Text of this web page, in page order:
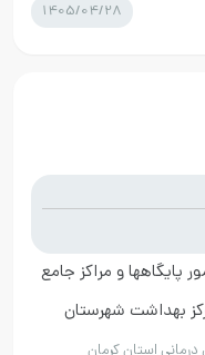
1405/04/28
پایگاهها و مراکز جامع
20 هزار نفر مرکز بهداشت شهرستان